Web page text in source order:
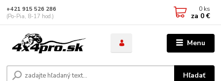
Menu
Hľadať
+421 915 526 286
(Po-Pia, 8-17 hod.)
0 ks
za 0 €